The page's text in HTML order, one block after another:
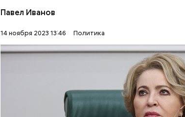
Павел Иванов
14 ноября 2023 13:46 Политика
при наличии устоявшихся русских
РУССКИЙ ЯЗЫК ЧИНОВНИКИ